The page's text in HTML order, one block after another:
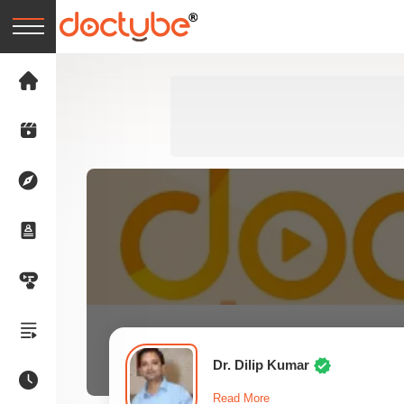
Dr. Dilip Kumar
Read More